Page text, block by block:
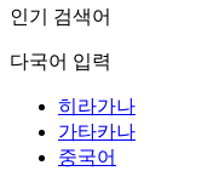
인기 검색어
다국어 입력
히라가나
가타카나
중국어